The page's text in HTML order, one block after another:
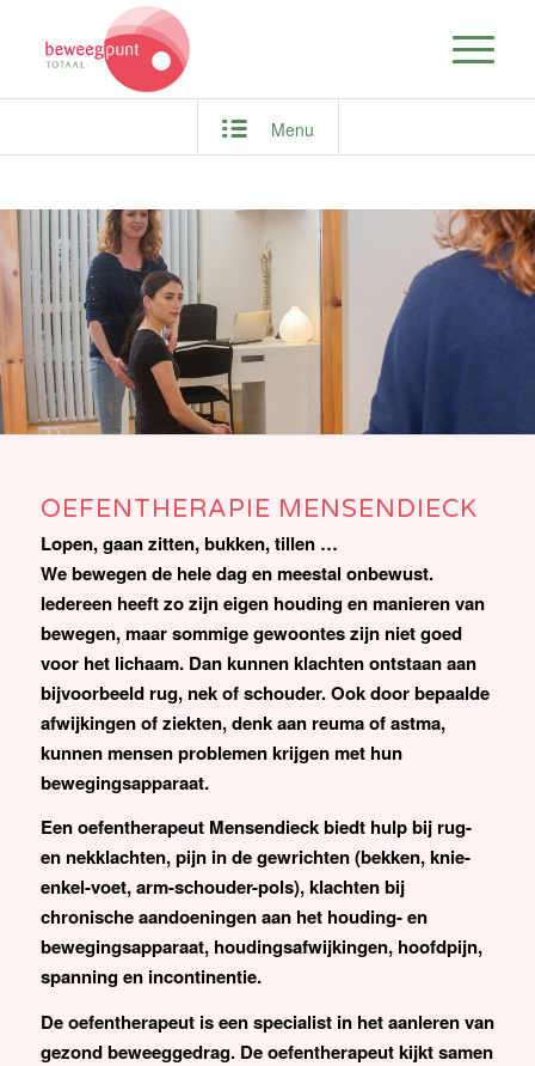
Menu
OEFENTHERAPIE MENSENDIECK
Lopen, gaan zitten, bukken, tillen …
We bewegen de hele dag en meestal onbewust.
Iedereen heeft zo zijn eigen houding en manieren van
bewegen, maar sommige gewoontes zijn niet goed
voor het lichaam. Dan kunnen klachten ontstaan aan
bijvoorbeeld rug, nek of schouder. Ook door bepaalde
afwijkingen of ziekten, denk aan reuma of astma,
kunnen mensen problemen krijgen met hun
bewegingsapparaat.
Een oefentherapeut Mensendieck biedt hulp bij rug-
en nekklachten, pijn in de gewrichten (bekken, knie-
enkel-voet, arm-schouder-pols), klachten bij
chronische aandoeningen aan het houding- en
bewegingsapparaat, houdingsafwijkingen, hoofdpijn,
spanning en incontinentie.
De oefentherapeut is een specialist in het aanleren van
gezond beweeggedrag. De oefentherapeut kijkt samen